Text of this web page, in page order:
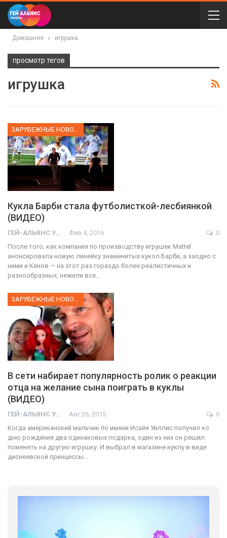
Домашняя игрушка
просмотр тегов
игрушка
Кукла Барби стала футболисткой-лесбиянкой
(ВИДЕО)
ГЕЙ-АЛЬЯНС УКРАИНА Фев 4, 2016
0
После того, как компания по производству игрушек Mattel
анонсировала новую линейку знаменитых кукол Барби, а заодно с
ними и Кенов — на этот раз гораздо более реалистичных и
разнообразных, нежели все…
ЗАРУБЕЖНЫЕ НОВОСТИ
В сети набирает популярность ролик о реакции
отца на желание сына поиграть в куклы
(ВИДЕО)
ГЕЙ-АЛЬЯНС УКРАИНА Авг 26, 2015
0
Когда американский мальчик по имени Исайя Уиллис получил ко
дню рождения два одинаковых подарка, один из них он решил
поменять на другую игрушку. И выбрал в магазине куклу в виде
диснеевской принцессы…